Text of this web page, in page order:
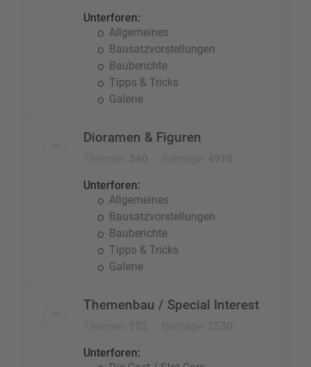
Unterforen:
Allgemeines
Bausatzvorstellungen
Bauberichte
Tipps & Tricks
Galerie
Dioramen & Figuren
Unterforen:
Allgemeines
Bausatzvorstellungen
Bauberichte
Tipps & Tricks
Galerie
Themenbau / Special Interest
Unterforen: